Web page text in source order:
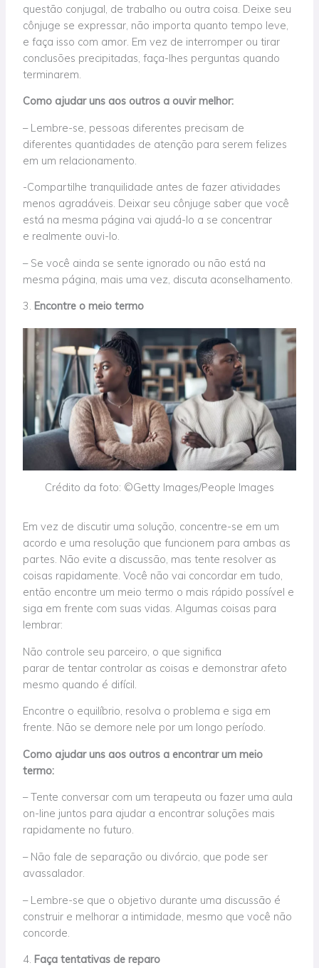
questão conjugal, de trabalho ou outra coisa. Deixe seu
cônjuge se expressar, não importa quanto tempo leve,
e faça isso com amor. Em vez de interromper ou tirar
conclusões precipitadas, faça-lhes perguntas quando
terminarem.
Como ajudar uns aos outros a ouvir melhor:
– Lembre-se, pessoas diferentes precisam de
diferentes quantidades de atenção para serem felizes
em um relacionamento.
-Compartilhe tranquilidade antes de fazer atividades
menos agradáveis. Deixar seu cônjuge saber que você
está na mesma página vai ajudá-lo a se concentrar
e realmente ouvi-lo.
– Se você ainda se sente ignorado ou não está na
mesma página, mais uma vez, discuta aconselhamento.
3. Encontre o meio termo
Crédito da foto: ©Getty Images/People Images
Em vez de discutir uma solução, concentre-se em um
acordo e uma resolução que funcionem para ambas as
partes. Não evite a discussão, mas tente resolver as
coisas rapidamente. Você não vai concordar em tudo,
então encontre um meio termo o mais rápido possível e
siga em frente com suas vidas. Algumas coisas para
lembrar:
Não controle seu parceiro, o que significa
parar de tentar controlar as coisas e demonstrar afeto
mesmo quando é difícil
Encontre o equilíbrio, resolva o problema e siga em
frente. Não se demore nele por um longo período.
Como ajudar uns aos outros a encontrar um meio
termo:
– Tente conversar com um terapeuta ou fazer uma aula
on-line juntos para ajudar a encontrar soluções mais
rapidamente no futuro.
– Não fale de separação ou divórcio, que pode ser
avassalador.
– Lembre-se que o objetivo durante uma discussão é
construir e melhorar a intimidade, mesmo que você não
concorde.
4.Faça tentativas de reparo